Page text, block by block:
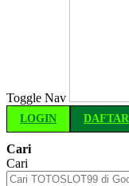
Toggle Nav
LOGIN DAFTAR
Cari
Cari